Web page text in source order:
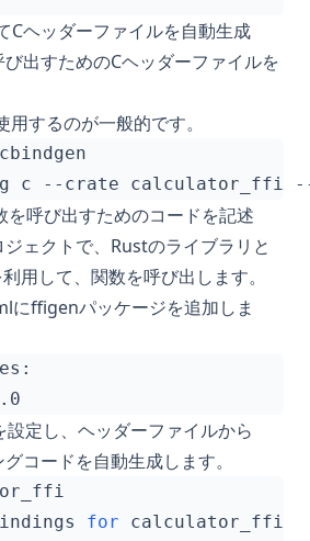
Cヘッダーファイルを自動生成
出すためのCヘッダーファイルを
するのが一般的です。
呼び出すためのコードを記述
ェクトで、Rustのライブラリと
用して、関数を呼び出します。
にffigenパッケージを追加しま
定し、ヘッダーファイルから
コードを自動生成します。
for